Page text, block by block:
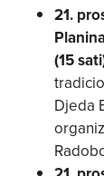
21.
(15
Djeda